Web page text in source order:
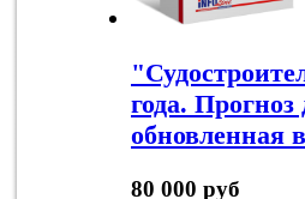
года.
обновленная
80 000 руб